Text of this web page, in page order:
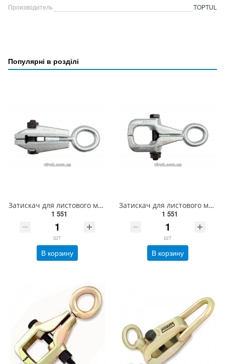
Производитель
TOPTUL
Популярні в розділі
Затискач для листового металу YATO, l= 125 мм, роб. t≤ 16 мм [12] YT-2542
1 551
шт
В корзину
Затискач для листового металу YATO тип "С", l= 142 мм, роб. t≤ 16 мм [10] YT-2543
1 551
шт
В корзину